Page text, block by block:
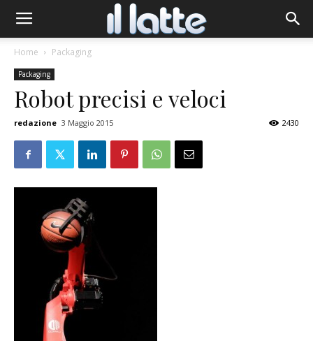
Home Packaging
Packaging
Robot precisi e veloci
redazione 3 Maggio 2015 2430